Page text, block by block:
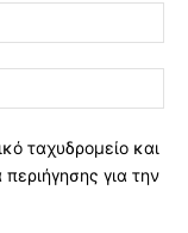
ταχυδρομείο και
για την